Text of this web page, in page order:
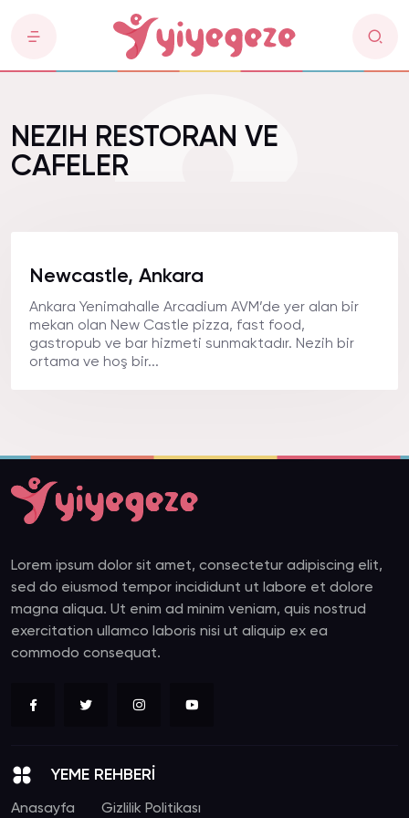
NEZIH RESTORAN VE
CAFELER
Newcastle, Ankara
Ankara Yenimahalle Arcadium AVM’de yer alan bir
mekan olan New Castle pizza, fast food,
gastropub ve bar hizmeti sunmaktadır. Nezih bir
ortama ve hoş bir...
Lorem ipsum dolor sit amet, consectetur adipiscing elit,
sed do eiusmod tempor incididunt ut labore et dolore
magna aliqua. Ut enim ad minim veniam, quis nostrud
exercitation ullamco laboris nisi ut aliquip ex ea
commodo consequat.
YEME REHBERİ
Anasayfa Gizlilik Politikası